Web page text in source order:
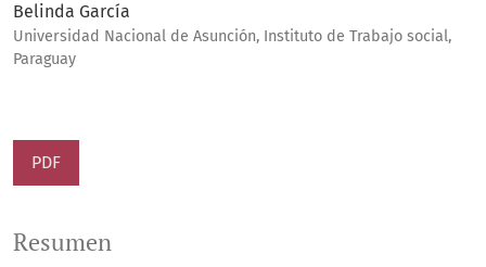
Belinda García
Universidad Nacional de Asunción, Instituto de Trabajo social,
Paraguay
PDF
Resumen